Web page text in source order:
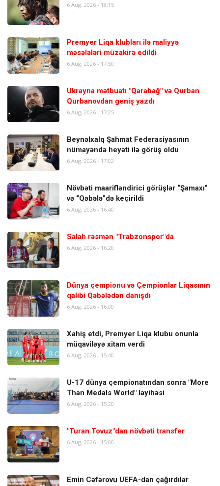
6 Aug, 2026 - 18:15
Premyer Liqa klubları ilə maliyyə
məsələləri müzakirə edildi
6 Aug, 2026 - 17:50
Ukrayna mətbuatı "Qarabağ" və Qurban
Qurbanovdan geniş yazdı
6 Aug, 2026 - 17:25
Beynəlxalq Şahmat Federasiyasının
nümayəndə heyəti ilə görüş oldu
6 Aug, 2026 - 17:02
Növbəti maarifləndirici görüşlər “Şamaxı”
və “Qəbələ”də keçirildi
6 Aug, 2026 - 16:40
Salah rəsmən "Trabzonspor"da
6 Aug, 2026 - 16:20
Dünya çempionu və Çempionlar Liqasının
qalibi Qəbələdən danışdı
6 Aug, 2026 - 16:00
Xahiş etdi, Premyer Liqa klubu onunla
müqaviləyə xitam verdi
6 Aug, 2026 - 15:40
U-17 dünya çempionatından sonra "More
Than Medals World" layihəsi
6 Aug, 2026 - 15:20
"Turan Tovuz"dan növbəti transfer
6 Aug, 2026 - 15:00
Emin Cəfərovu UEFA-dan çağırdılar